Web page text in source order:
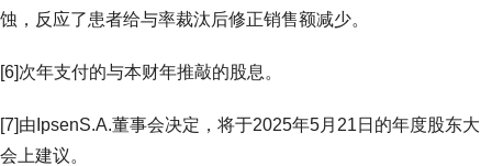
蚀，反应了患者给与率裁汰后修正销售额减少。
[6]次年支付的与本财年推敲的股息。
[7]由IpsenS.A.董事会决定，将于2025年5月21日的年度股东大
会上建议。